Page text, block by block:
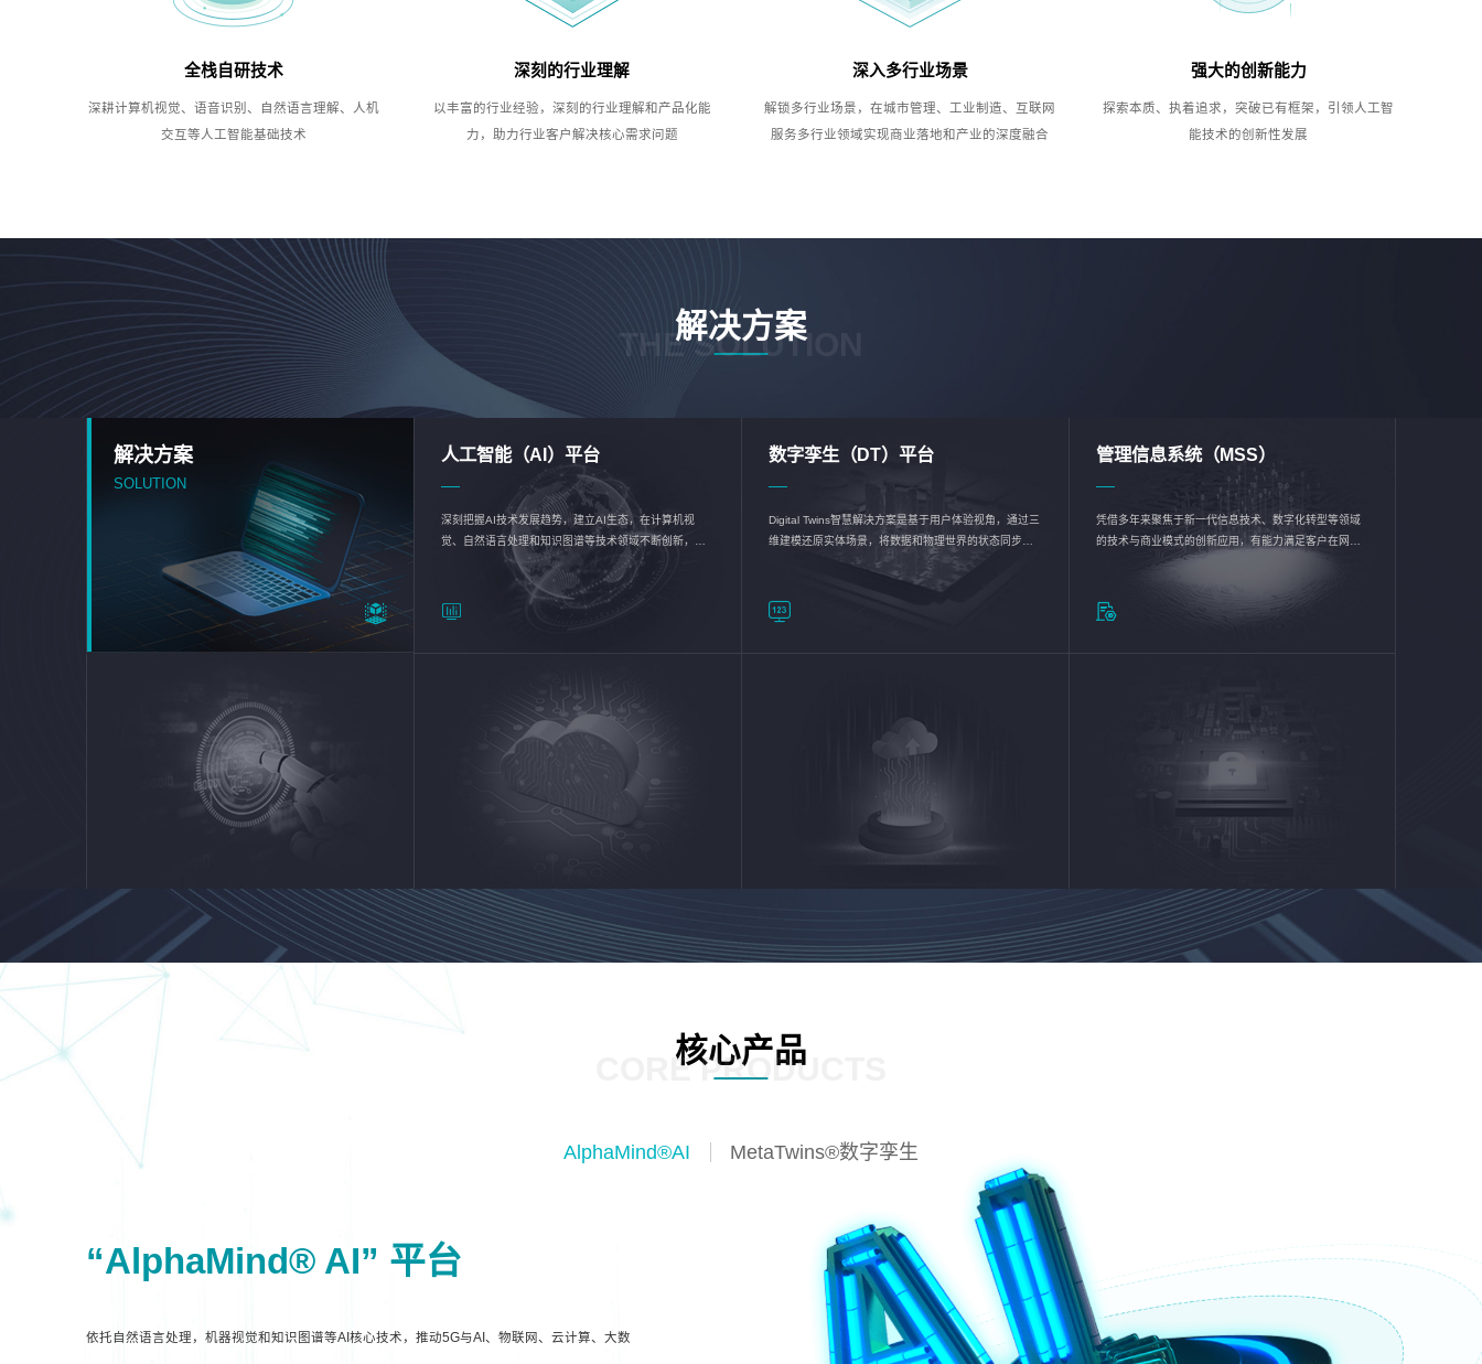
全栈自研技术
深耕计算机视觉、语音识别、自然语言理解、人机
交互等人工智能基础技术
深刻的行业理解
以丰富的行业经验，深刻的行业理解和产品化能
力，助力行业客户解决核心需求问题
深入多行业场景
解锁多行业场景，在城市管理、工业制造、互联网
服务多行业领域实现商业落地和产业的深度融合
强大的创新能力
探索本质、执着追求，突破已有框架，引领人工智
能技术的创新性发展
解决方案
THE SOLUTION
解决方案
SOLUTION
人工智能（AI）平台
深刻把握AI技术发展趋势，建立AI生态，在计算机视
觉、自然语言处理和知识图谱等技术领域不断创新，持
续优化企业数智化转型加速器—AlphaMind®AI能力开放
数字孪生（DT）平台
Digital Twins智慧解决方案是基于用户体验视角，通过三
维建模还原实体场景，将数据和物理世界的状态同步呈
现，使用户对关键数据有更直观的感受，推动各行业完
成智能化转型，实现新旧动能的转换
管理信息系统（MSS）
凭借多年来聚焦于新一代信息技术、数字化转型等领域
的技术与商业模式的创新应用，有能力满足客户在网络
优化、运营维护和信息安全防护等方面的需求，为客户
核心产品
CORE PRODUCTS
AlphaMind®AI MetaTwins®数字孪生
“AlphaMind® AI” 平台
依托自然语言处理，机器视觉和知识图谱等AI核心技术，推动5G与AI、物联网、云计算、大数